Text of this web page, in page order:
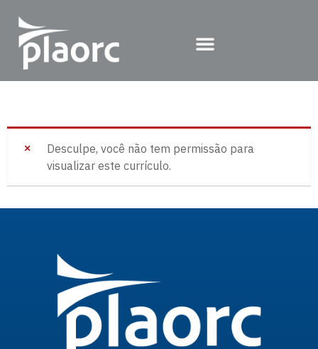
Desculpe, você não tem permissão para
visualizar este currículo.